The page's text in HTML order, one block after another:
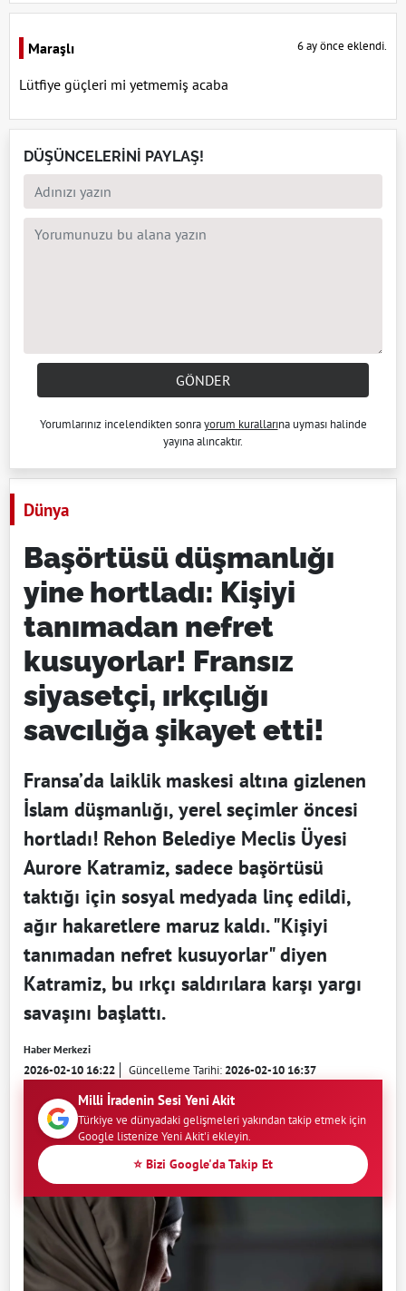
Maraşlı 6 ay önce eklendi.
Lütfiye güçleri mi yetmemiş acaba
DÜŞÜNCELERİNİ PAYLAŞ!
GÖNDER
Yorumlarınız incelendikten sonrayorum kurallarına uyması halinde
yayına alıncaktır.
Dünya
Başörtüsü düşmanlığı
yine hortladı: Kişiyi
tanımadan nefret
kusuyorlar! Fransız
siyasetçi, ırkçılığı
savcılığa şikayet etti!
Fransa’da laiklik maskesi altına gizlenen
İslam düşmanlığı, yerel seçimler öncesi
hortladı! Rehon Belediye Meclis Üyesi
Aurore Katramiz, sadece başörtüsü
taktığı için sosyal medyada linç edildi,
ağır hakaretlere maruz kaldı. "Kişiyi
tanımadan nefret kusuyorlar" diyen
Katramiz, bu ırkçı saldırılara karşı yargı
savaşını başlattı.
Haber Merkezi
2026-02-10 16:22 Güncelleme Tarihi:2026-02-10 16:37
Milli İradenin Sesi Yeni Akit
Türkiye ve dünyadaki gelişmeleri yakından takip etmek için
Google listenize Yeni Akit'i ekleyin.
⭐ Bizi Google'da Takip Et